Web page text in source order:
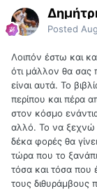
Posted
Λοιπόν έστω και
ότι μάλλον θα σας
είναι αυτά. Το
περίπου και πέρα
στον κόσμο
αλλό. Το να ξεχνώ
δέκα φορές θα
τώρα που το
τόσα και τόσα που
τους